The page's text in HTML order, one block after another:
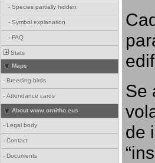
- Species partially hidden
- Symbol explanation
- FAQ
Stats
Maps
- Breeding birds
- Attendance cards
About www.ornitho.eus
- Legal body
- Contact
- Documents
Se
de